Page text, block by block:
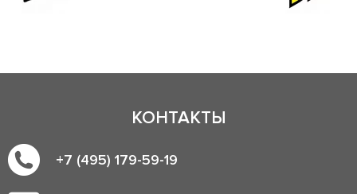
КОНТАКТЫ
+7 (495) 179-59-19